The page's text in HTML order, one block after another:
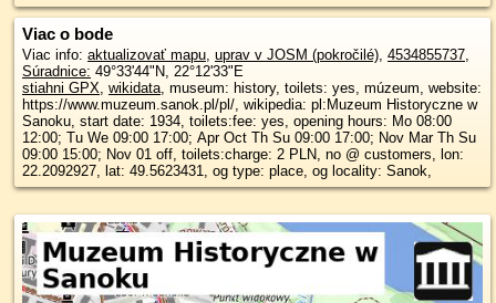
Viac o bode
Viac info: aktualizovať mapu, uprav v JOSM (pokročilé), 4534855737,
Súradnice: 49°33'44"N, 22°12'33"E
stiahni GPX, wikidata, museum: history, toilets: yes, múzeum, website:
https://www.muzeum.sanok.pl/pl/, wikipedia: pl:Muzeum Historyczne w
Sanoku, start date: 1934, toilets:fee: yes, opening hours: Mo 08:00
12:00; Tu We 09:00 17:00; Apr Oct Th Su 09:00 17:00; Nov Mar Th Su
09:00 15:00; Nov 01 off, toilets:charge: 2 PLN, no @ customers, lon:
22.2092927, lat: 49.5623431, og type: place, og locality: Sanok,